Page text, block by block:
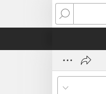
بحث